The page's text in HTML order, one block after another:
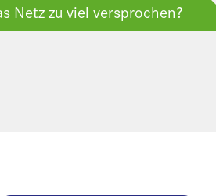
Netz zu viel versprochen?